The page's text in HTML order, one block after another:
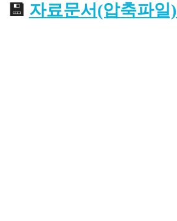
💾 자료문서(압축파일